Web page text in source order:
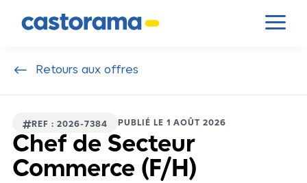
a
# Retours aux offres
REF : 2026-7384 PUBLIÉ LE 1 AOÛT 2026
Chef de Secteur
Commerce (F/H)